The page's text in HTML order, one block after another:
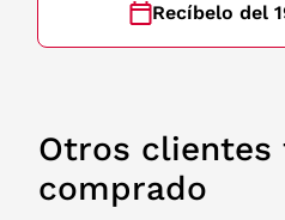
Recíbelo del
Otros clientes
comprado